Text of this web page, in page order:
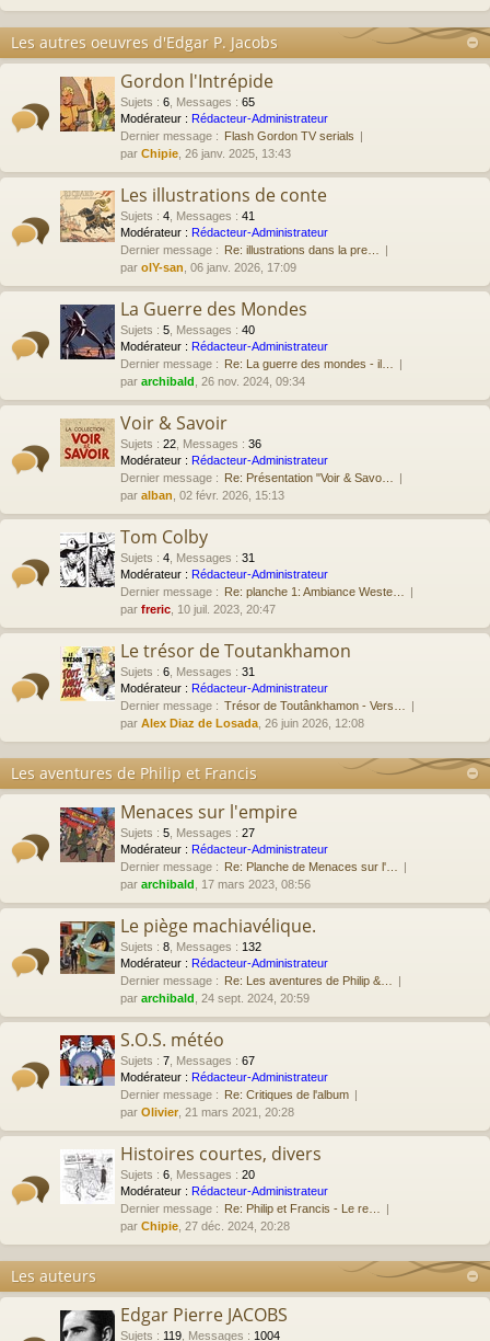
Les autres oeuvres d'Edgar P. Jacobs
Gordon l'Intrépide
Sujets : 6 Messages : 65
Modérateur : Rédacteur-Administrateur
Dernier message : Flash Gordon TV serials
par Chipie , 26 janv. 2025, 13:43
Les illustrations de conte
Sujets : 4 Messages : 41
Modérateur : Rédacteur-Administrateur
Dernier message : Re: illustrations dans la pre…
par olY-san , 06 janv. 2026, 17:09
La Guerre des Mondes
Sujets : 5 Messages : 40
Modérateur : Rédacteur-Administrateur
Dernier message : Re: La guerre des mondes - il…
par archibald , 26 nov. 2024, 09:34
Voir & Savoir
Sujets : 22 Messages : 36
Modérateur : Rédacteur-Administrateur
Dernier message : Re: Présentation "Voir & Savo…
par alban , 02 févr. 2026, 15:13
Tom Colby
Sujets : 4 Messages : 31
Modérateur : Rédacteur-Administrateur
Dernier message : Re: planche 1: Ambiance Weste…
par freric , 10 juil. 2023, 20:47
Le trésor de Toutankhamon
Sujets : 6 Messages : 31
Modérateur : Rédacteur-Administrateur
Dernier message : Trésor de Toutânkhamon - Vers…
par Alex Diaz de Losada , 26 juin 2026, 12:08
Les aventures de Philip et Francis
Menaces sur l'empire
Sujets : 5 Messages : 27
Modérateur : Rédacteur-Administrateur
Dernier message : Re: Planche de Menaces sur l'…
par archibald , 17 mars 2023, 08:56
Le piège machiavélique.
Sujets : 8 Messages : 132
Modérateur : Rédacteur-Administrateur
Dernier message : Re: Les aventures de Philip &…
par archibald , 24 sept. 2024, 20:59
S.O.S. météo
Sujets : 7 Messages : 67
Modérateur : Rédacteur-Administrateur
Dernier message : Re: Critiques de l'album
par Olivier , 21 mars 2021, 20:28
Histoires courtes, divers
Sujets : 6 Messages : 20
Modérateur : Rédacteur-Administrateur
Dernier message : Re: Philip et Francis - Le re…
par Chipie , 27 déc. 2024, 20:28
Les auteurs
Edgar Pierre JACOBS
Sujets : 119 Messages : 1004